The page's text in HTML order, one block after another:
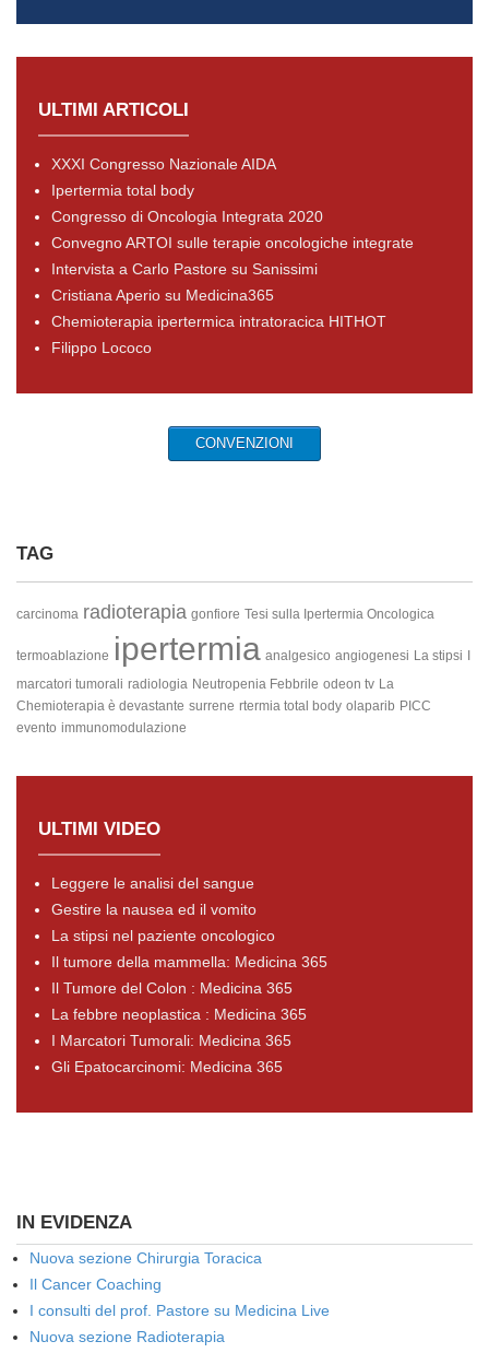
ULTIMI ARTICOLI
XXXI Congresso Nazionale AIDA
Ipertermia total body
Congresso di Oncologia Integrata 2020
Convegno ARTOI sulle terapie oncologiche integrate
Intervista a Carlo Pastore su Sanissimi
Cristiana Aperio su Medicina365
Chemioterapia ipertermica intratoracica HITHOT
Filippo Lococo
CONVENZIONI
TAG
carcinoma radioterapia gonfiore Tesi sulla Ipertermia Oncologica
termoablazione ipertermia analgesico angiogenesi La stipsi
marcatori tumorali radiologia Neutropenia Febbrile odeon tv La
Chemioterapia è devastante surrene rtermia total body olaparib PICC
evento immunomodulazione
ULTIMI VIDEO
Leggere le analisi del sangue
Gestire la nausea ed il vomito
La stipsi nel paziente oncologico
Il tumore della mammella: Medicina 365
Il Tumore del Colon : Medicina 365
La febbre neoplastica : Medicina 365
I Marcatori Tumorali: Medicina 365
Gli Epatocarcinomi: Medicina 365
IN EVIDENZA
Nuova sezione Chirurgia Toracica
Il Cancer Coaching
I consulti del prof. Pastore su Medicina Live
Nuova sezione Radioterapia